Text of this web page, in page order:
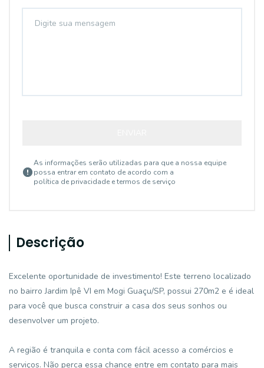
As informações serão utilizadas para que a nossa equipe
possa entrar em contato de acordo com a
política de privacidade e termos de serviço
Descrição
Excelente oportunidade de investimento! Este terreno localizado
no bairro Jardim Ipê VI em Mogi Guaçu/SP, possui 270m2 e é ideal
para você que busca construir a casa dos seus sonhos ou
desenvolver um projeto.
A região é tranquila e conta com fácil acesso a comércios e
serviços. Não perca essa chance entre em contato para mais